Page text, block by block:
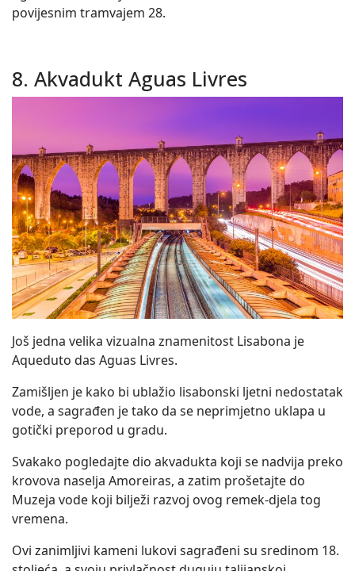
povijesnim tramvajem 28.
8. Akvadukt Aguas Livres
Još jedna velika vizualna znamenitost Lisabona je
Aqueduto das Aguas Livres.
Zamišljen je kako bi ublažio lisabonski ljetni nedostatak
vode, a sagrađen je tako da se neprimjetno uklapa u
gotički preporod u gradu.
Svakako pogledajte dio akvadukta koji se nadvija preko
krovova naselja Amoreiras, a zatim prošetajte do
Muzeja vode koji bilježi razvoj ovog remek-djela tog
vremena.
Ovi zanimljivi kameni lukovi sagrađeni su sredinom 18.